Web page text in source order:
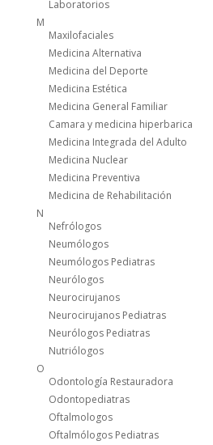
Laboratorios
M
Maxilofaciales
Medicina Alternativa
Medicina del Deporte
Medicina Estética
Medicina General Familiar
Camara y medicina hiperbarica
Medicina Integrada del Adulto
Medicina Nuclear
Medicina Preventiva
Medicina de Rehabilitación
N
Nefrólogos
Neumólogos
Neumólogos Pediatras
Neurólogos
Neurocirujanos
Neurocirujanos Pediatras
Neurólogos Pediatras
Nutriólogos
O
Odontología Restauradora
Odontopediatras
Oftalmologos
Oftalmólogos Pediatras